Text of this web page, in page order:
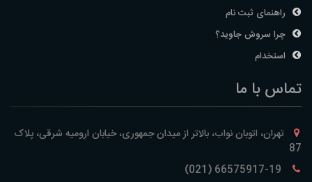
راهنمای ثبت نام
چرا سروش جاوید؟
استخدام
تماس با ما
تهران، اتوبان نواب، بالاتر از میدان جمهوری، خیابان ارومیه شرقی، پلاک
87